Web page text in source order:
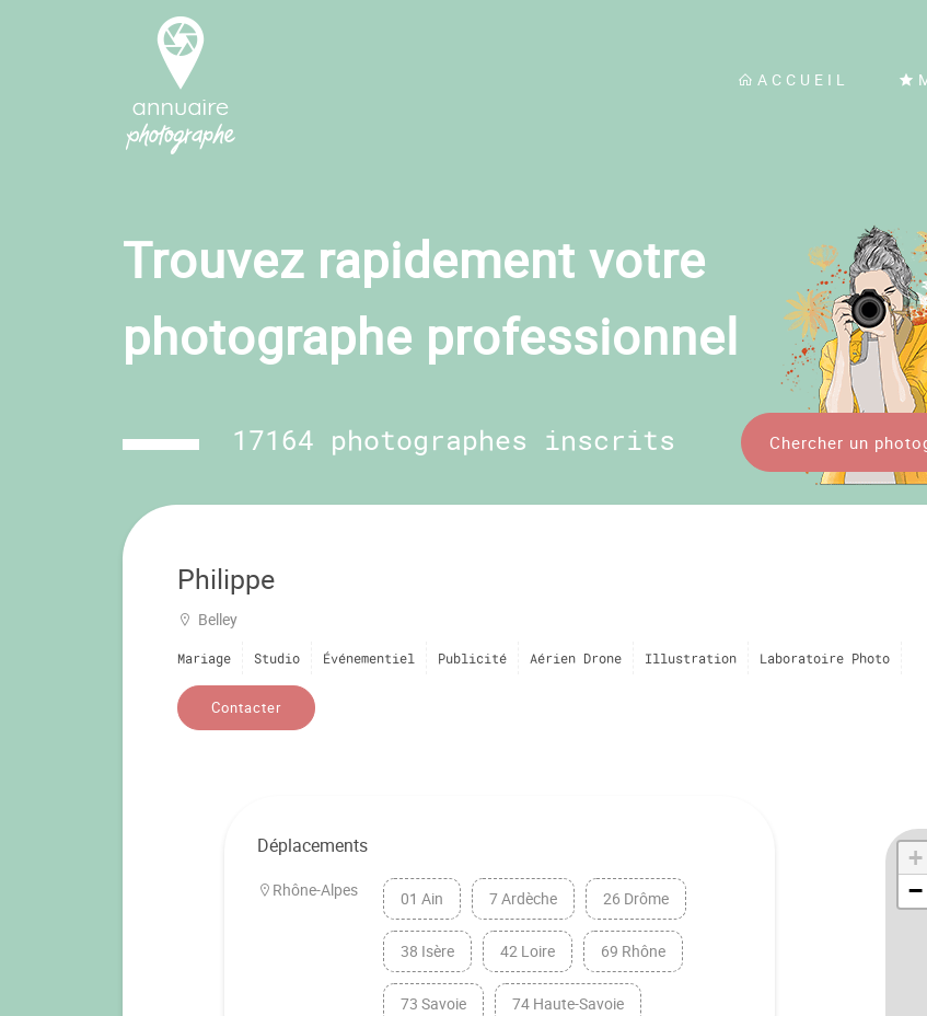
ACCUEIL
Trouvez rapidement votre
photographe professionnel
17164 photographes inscrits Chercher un
Philippe
Belley
Mariage Studio Événementiel Publicité Aérien Drone Illustration Laboratoire Photo
Contacter
Déplacements
Rhône-Alpes 01 Ain 7 Ardèche 26 Drôme
38 Isère 42 Loire 69 Rhône
73 Savoie 74 Haute-Savoie
+
−